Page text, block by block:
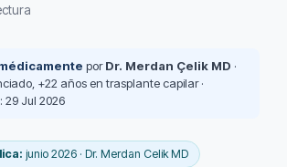
porDr. Merdan Çelik MD ·
+22 años en trasplante capilar ·
29 Jul 2026
junio 2026 · Dr. Merdan Celik MD